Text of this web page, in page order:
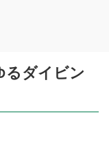
るダイビン